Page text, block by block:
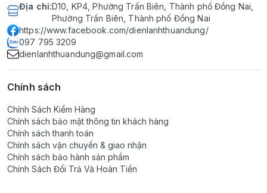
Địa chỉ:D10, KP4, Phường Trấn Biên, Thành phố Đồng Nai,
Phường Trấn Biên, Thành phố Đồng Nai
https://www.facebook.com/dienlanhthuandung/
097 795 3209
dienlanhthuandung@gmail.com
Chính sách
Chính Sách Kiểm Hàng
Chính sách bảo mật thông tin khách hàng
Chính sách thanh toán
Chính sách vận chuyển & giao nhận
Chính sách bảo hành sản phẩm
Chính Sách Đổi Trả Và Hoàn Tiền